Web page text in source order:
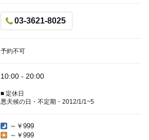
03-3621-8025
予約不可
10:00 - 20:00
■ 定休日
悪天候の日・不定期・2012/1/1~5
～￥999
～￥999